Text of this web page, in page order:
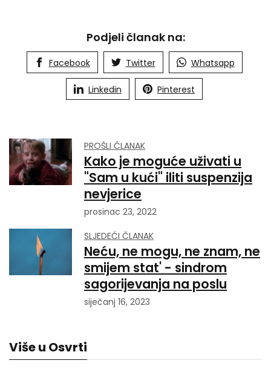
Podjeli članak na:
Facebook Twitter Whatsapp
Linkedin Pinterest
PROŠLI ČLANAK
Kako je moguće uživati u
"Sam u kući" iliti suspenzija
nevjerice
prosinac 23, 2022
SLJEDEĆI ČLANAK
Neću, ne mogu, ne znam, ne
smijem stat' - sindrom
sagorijevanja na poslu
siječanj 16, 2023
Više u Osvrti